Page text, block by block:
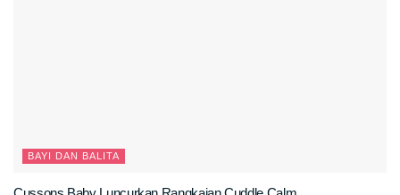
BAYI DAN BALITA